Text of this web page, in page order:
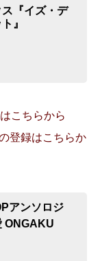
『イズ・デ
』
こちらから
登録はこちらか
アンソロジ
ONGAKU